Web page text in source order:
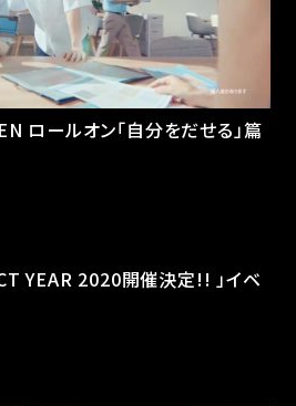
ロールオン「自分をだせる」篇
YEAR 2020開催決定!! 」イベ